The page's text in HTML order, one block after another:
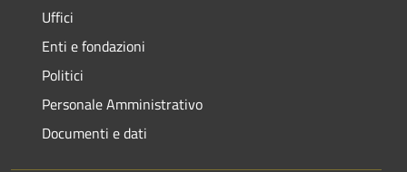
Uffici
Enti e fondazioni
Politici
Personale Amministrativo
Documenti e dati